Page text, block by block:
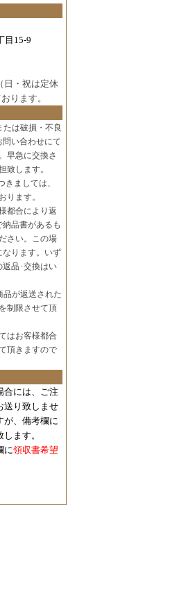
15-9
日・祝は定休
ります。
は破損・不良
い合わせにて
早急に交換さ
致します。
ましては、
ります。
都合により返
品書があるも
さい。この場
なります。いず
品･交換はい
品が返送された
制限させて頂
はお客様都合
頂きますので
には、 ご注
送り致しませ
が、備考欄に
ます。
に領収書希望